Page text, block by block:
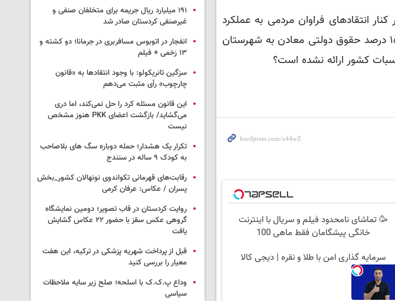
انتقادهای فراوان مردمی به عملکرد
معادن طلا در خصوص عدم همکاری آنها در رفع محرومیت منطقه، خبری از بازگشت ۱۵ درصد حقوق دولتی معادن به شهرستان
کشور ارائه نشده است؟
🥳 تماشای نامحدود فیلم و سریال با اینترنت
خانگی پیشگامان فقط ماهی 100
سرمایه گذاری امن با طلا و نقره | دیجی کالا
۱۹۱ میلیارد ریال جریمه برای متخلفان صنفی و
غیرصنفی کردستان صادر شد
انفجار در اتوبوس مسافربری در جرمانا؛ دو کشته و
۱۳ زخمی + فیلم
سزگین تانریکولو: با وجود انتقادها به «قانون
چارچوب» رأی مثبت می‌دهم
این قانون مسئله کرد را حل نمی‌کند، اما دری
می‌گشاید/ بازگشت اعضای PKK هنوز مشخص
نیست
تکرار یک هشدار؛ حمله دوباره سگ های بلاصاحب
به کودک ۹ ساله در سنندج
رقابت‌های قهرمانی تکواندوی نونهالان کشور_بخش
پسران / عکاس: عرفان کرمی
روایت کردستان در قاب تصویر؛ دومین نمایشگاه
گروهی عکس سقز با حضور ۲۲ عکاس گشایش
یافت
قبل از پرداخت شهریه پزشکی در ترکیه، این هفت
معیار را بررسی کنید
وداع پ.ک.ک با اسلحه؛ صلح زیر سایه ملاحظات
سیاسی